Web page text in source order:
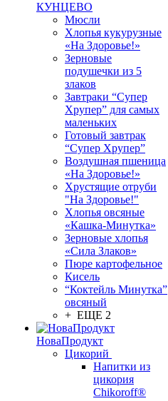
КУНЦЕВО
Мюсли
Хлопья кукурузные
«На Здоровье!»
Зерновые
подушечки из 5
злаков
Завтраки “Супер
Хрупер” для самых
маленьких
Готовый завтрак
“Супер Хрупер”
Воздушная пшеница
«На Здоровье!»
Хрустящие отруби
"На Здоровье!"
Хлопья овсяные
«Кашка-Минутка»
Зерновые хлопья
«Сила Злаков»
Пюре картофельное
Кисель
“Коктейль Минутка”
овсяный
+ ЕЩЕ 2
НоваПродукт
Цикорий
Напитки из
цикория
Chikoroff®